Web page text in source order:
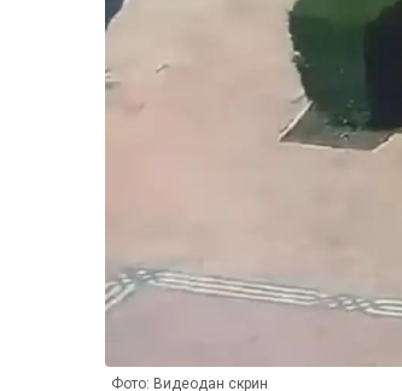
Фото: Видеодан скрин